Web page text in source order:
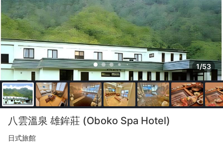
1/53
八雲溫泉 雄鉾莊 (Oboko Spa Hotel)
日式旅館